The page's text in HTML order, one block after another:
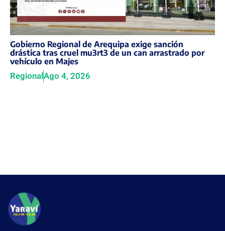
Gobierno Regional de Arequipa exige sanción
drástica tras cruel mu3rt3 de un can arrastrado por
vehículo en Majes
Regional Ago 4, 2026